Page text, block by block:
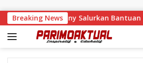
Breaking News
Malino, Feinny Salurkan Bantuan